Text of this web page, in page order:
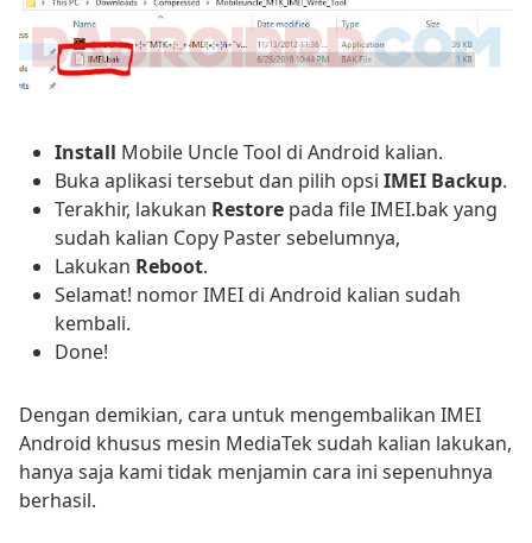
Install Mobile Uncle Tool di Android kalian.
Buka aplikasi tersebut dan pilih opsi IMEI Backup.
Terakhir, lakukan Restore pada file IMEI.bak yang
sudah kalian Copy Paster sebelumnya,
Lakukan Reboot.
Selamat! nomor IMEI di Android kalian sudah
kembali.
Done!
Dengan demikian, cara untuk mengembalikan IMEI
Android khusus mesin MediaTek sudah kalian lakukan,
hanya saja kami tidak menjamin cara ini sepenuhnya
berhasil.